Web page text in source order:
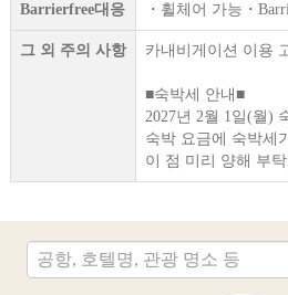
Barrierfree대응 ・휠체어 가능・
그 외 주의 사항 카내비게이션 이용
■숙박세 안내■
2027년 2월 1일(월)
숙박 요금에 숙박세
이 점 미리 양해 부